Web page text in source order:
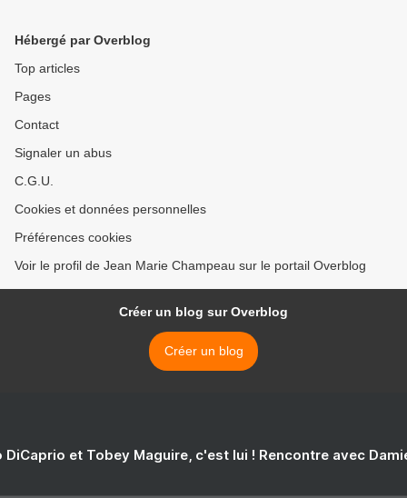
Hébergé par Overblog
Top articles
Pages
Contact
Signaler un abus
C.G.U.
Cookies et données personnelles
Préférences cookies
Voir le profil de Jean Marie Champeau sur le portail Overblog
Créer un blog sur Overblog
Créer un blog
DiCaprio et Tobey Maguire, c'est lui ! Rencontre avec